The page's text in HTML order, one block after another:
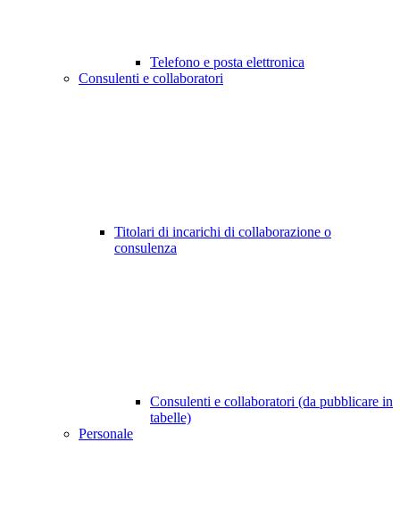
Telefono e posta elettronica
Consulenti e collaboratori
Titolari di incarichi di collaborazione o
consulenza
Consulenti e collaboratori (da pubblicare in
tabelle)
Personale